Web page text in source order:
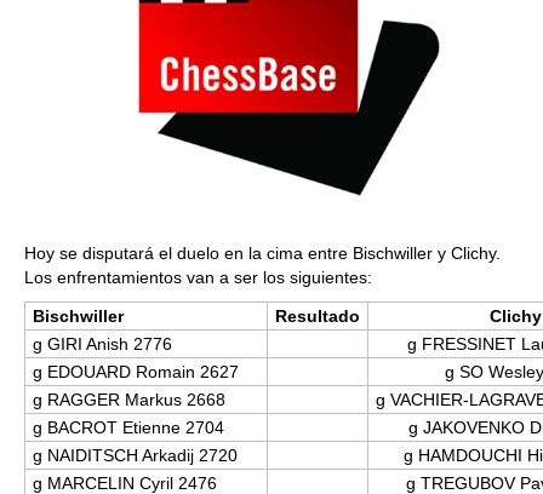
Hoy se disputará el duelo en la cima entre Bischwiller y Clichy.
Los enfrentamientos van a ser los siguientes:
Bischwiller
Resultado
Clichy
g GIRI Anish 2776
g FRESSINET
g EDOUARD Romain 2627
g SO
g RAGGER Markus 2668
g VACHIER-
g BACROT Etienne 2704
g JAKOVENKO
g NAIDITSCH Arkadij 2720
g HAMDOUCHI
g MARCELIN Cyril 2476
g TREGUBOV